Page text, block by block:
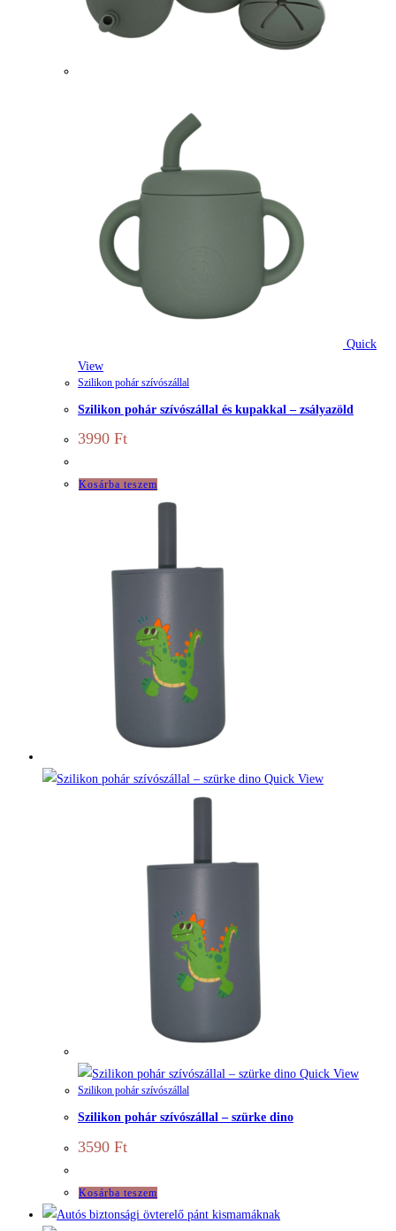
Quick
View
Szilikon pohár szívószállal
Szilikon pohár szívószállal és kupakkal – zsályazöld
3990 Ft
Kosárba teszem
Quick View
Quick View
Szilikon pohár szívószállal
Szilikon pohár szívószállal – szürke dino
3590 Ft
Kosárba teszem